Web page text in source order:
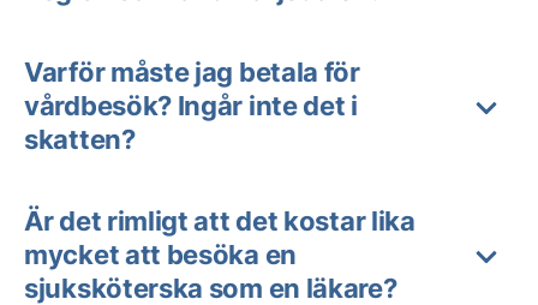
Varför måste jag betala för
vårdbesök? Ingår inte det i
skatten?
Är det rimligt att det kostar lika
mycket att besöka en
sjuksköterska som en läkare?